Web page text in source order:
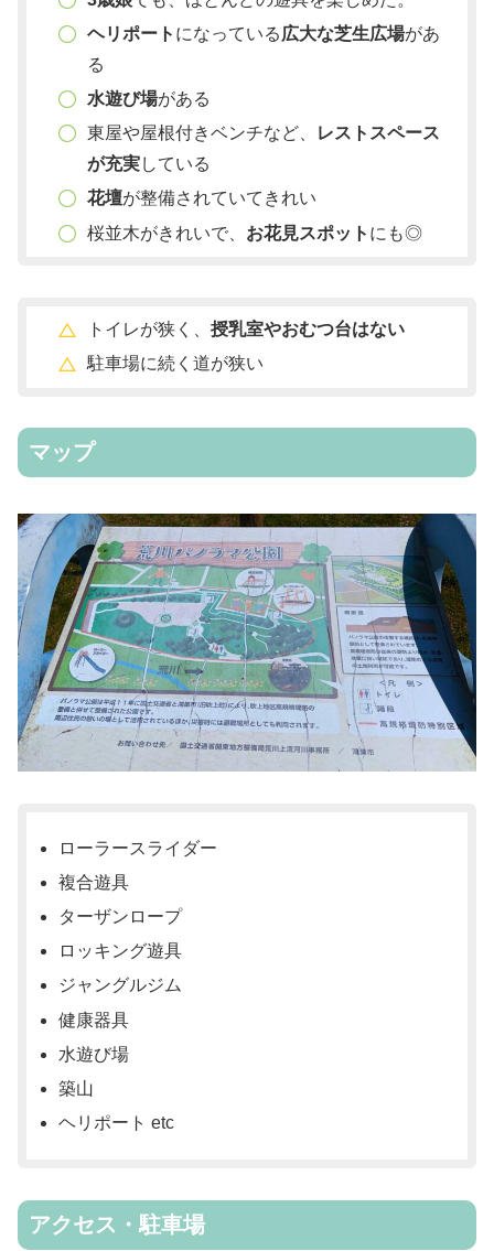
ヘリポート になっている広大な芝生広場があ
る
水遊び場がある
東屋や屋根付きベンチなど、
レストスペース
が充実している
花壇が整備されていてきれい
桜並木がきれいで、 お花見スポット にも◎
トイレが狭く、 授乳室やおむつ台はない
駐車場に続く道が狭い
マップ
ローラースライダー
複合遊具
ターザンロープ
ロッキング遊具
ジャングルジム
健康器具
水遊び場
築山
ヘリポート etc
アクセス・駐車場